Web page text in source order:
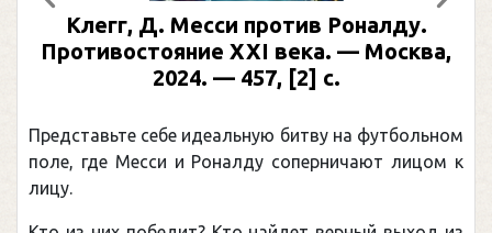
Клегг, Д. Месси против Роналду.
Противостояние XXI века. — Москва,
2024. — 457, [2] с.
Представьте себе идеальную битву на футбольном
поле, где Месси и Роналду соперничают лицом к
лицу.
Предыдущий